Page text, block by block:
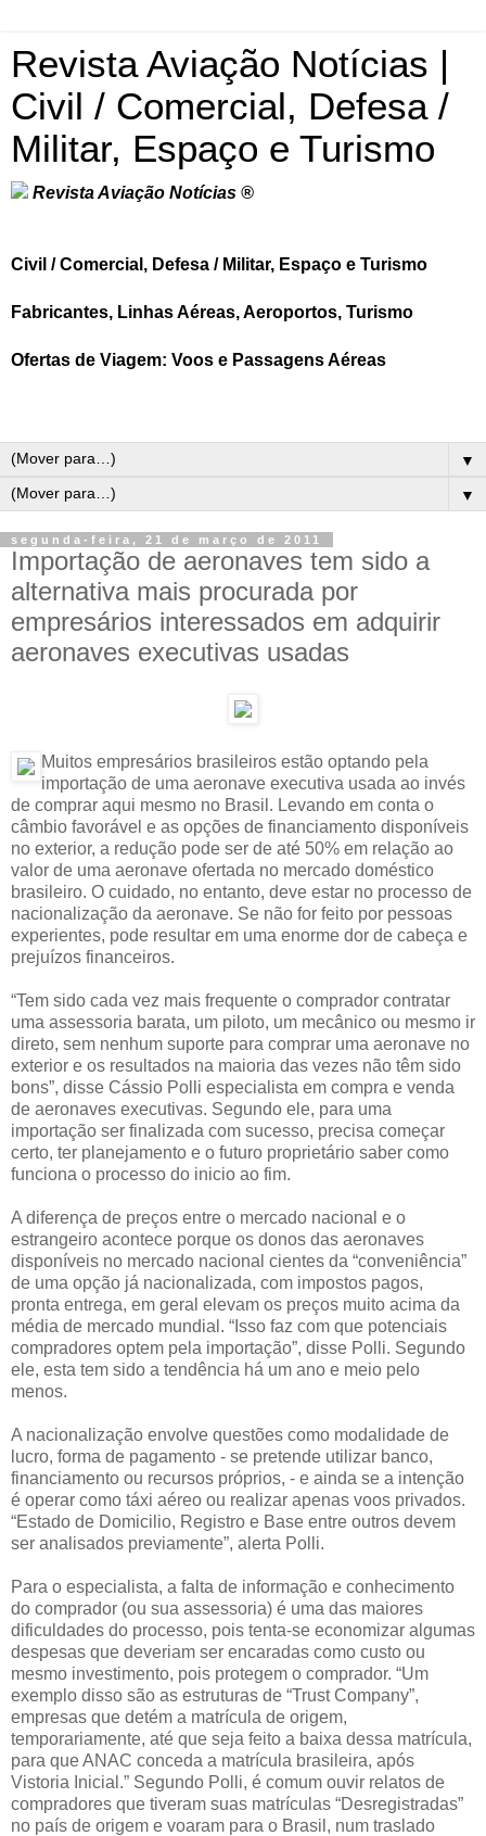
Revista Aviação Notícias |
Civil / Comercial, Defesa /
Militar, Espaço e Turismo
Revista Aviação Notícias ®
Civil / Comercial, Defesa / Militar, Espaço e Turismo
Fabricantes, Linhas Aéreas, Aeroportos, Turismo
Ofertas de Viagem: Voos e Passagens Aéreas
▼
▼
segunda-feira, 21 de março de 2011
Importação de aeronaves tem sido a
alternativa mais procurada por
empresários interessados em adquirir
aeronaves executivas usadas
Muitos empresários brasileiros estão optando pela
importação de uma aeronave executiva usada ao invés
de comprar aqui mesmo no Brasil. Levando em conta o
câmbio favorável e as opções de financiamento disponíveis
no exterior, a redução pode ser de até 50% em relação ao
valor de uma aeronave ofertada no mercado doméstico
brasileiro. O cuidado, no entanto, deve estar no processo de
nacionalização da aeronave. Se não for feito por pessoas
experientes, pode resultar em uma enorme dor de cabeça e
prejuízos financeiros.
“Tem sido cada vez mais frequente o comprador contratar
uma assessoria barata, um piloto, um mecânico ou mesmo ir
direto, sem nenhum suporte para comprar uma aeronave no
exterior e os resultados na maioria das vezes não têm sido
bons”, disse Cássio Polli especialista em compra e venda
de aeronaves executivas. Segundo ele, para uma
importação ser finalizada com sucesso, precisa começar
certo, ter planejamento e o futuro proprietário saber como
funciona o processo do inicio ao fim.
A diferença de preços entre o mercado nacional e o
estrangeiro acontece porque os donos das aeronaves
disponíveis no mercado nacional cientes da “conveniência”
de uma opção já nacionalizada, com impostos pagos,
pronta entrega, em geral elevam os preços muito acima da
média de mercado mundial. “Isso faz com que potenciais
compradores optem pela importação”, disse Polli. Segundo
ele, esta tem sido a tendência há um ano e meio pelo
menos.
A nacionalização envolve questões como modalidade de
lucro, forma de pagamento - se pretende utilizar banco,
financiamento ou recursos próprios, - e ainda se a intenção
é operar como táxi aéreo ou realizar apenas voos privados.
“Estado de Domicilio, Registro e Base entre outros devem
ser analisados previamente”, alerta Polli.
Para o especialista, a falta de informação e conhecimento
do comprador (ou sua assessoria) é uma das maiores
dificuldades do processo, pois tenta-se economizar algumas
despesas que deveriam ser encaradas como custo ou
mesmo investimento, pois protegem o comprador. “Um
exemplo disso são as estruturas de “Trust Company”,
empresas que detém a matrícula de origem,
temporariamente, até que seja feito a baixa dessa matrícula,
para que ANAC conceda a matrícula brasileira, após
Vistoria Inicial.” Segundo Polli, é comum ouvir relatos de
compradores que tiveram suas matrículas “Desregistradas”
no país de origem e voaram para o Brasil, num traslado